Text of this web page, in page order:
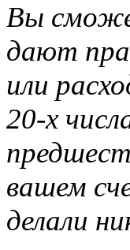
Вы
дают
или
20-х
вашем
делали